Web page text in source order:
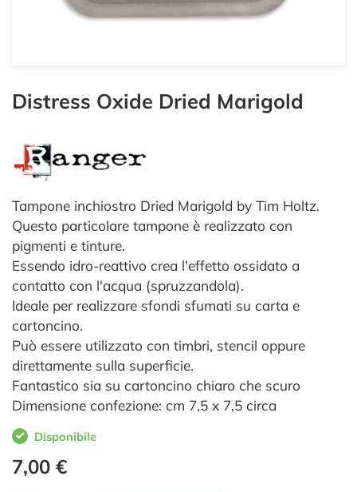
Distress Oxide Dried Marigold
Tampone inchiostro Dried Marigold by Tim Holtz.
Questo particolare tampone è realizzato con
pigmenti e tinture.
Essendo idro-reattivo crea l'effetto ossidato a
contatto con l'acqua (spruzzandola).
Ideale per realizzare sfondi sfumati su carta e
cartoncino.
Può essere utilizzato con timbri, stencil oppure
direttamente sulla superficie.
Fantastico sia su cartoncino chiaro che scuro
Dimensione confezione: cm 7,5 x 7,5 circa
Disponibile
7,00 €